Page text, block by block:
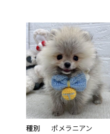
種別
ポメラニアン